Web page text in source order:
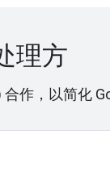
理方
作，以简化